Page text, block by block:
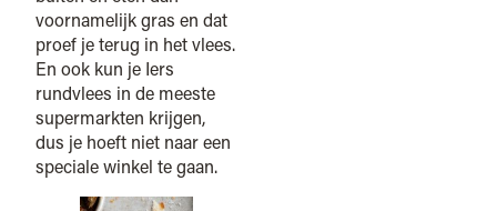
voornamelijk gras en dat
proef je terug in het vlees.
En ook kun je Iers
rundvlees in de meeste
supermarkten krijgen,
dus je hoeft niet naar een
speciale winkel te gaan.